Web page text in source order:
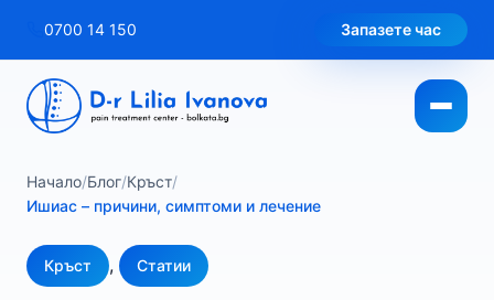
съдържанието
0700 14 150 Запазете час
Начало/Блог/Кръст/
Ишиас – причини, симптоми и лечение
Кръст , Статии